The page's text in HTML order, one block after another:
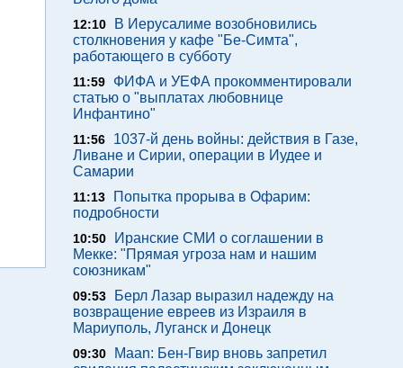
12:10
В Иерусалиме возобновились
столкновения у кафе "Бе-Симта",
работающего в субботу
11:59
ФИФА и УЕФА прокомментировали
статью о "выплатах любовнице
Инфантино"
11:56
1037-й день войны: действия в Газе,
Ливане и Сирии, операции в Иудее и
Самарии
11:13
Попытка прорыва в Офарим:
подробности
10:50
Иранские СМИ о соглашении в
Мекке: "Прямая угроза нам и нашим
союзникам"
09:53
Берл Лазар выразил надежду на
возвращение евреев из Израиля в
Мариуполь, Луганск и Донецк
09:30
Maan: Бен-Гвир вновь запретил